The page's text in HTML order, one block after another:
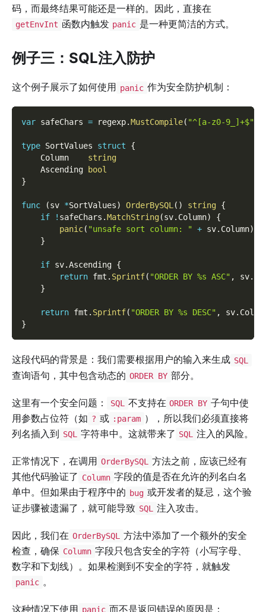
码，而最终结果可能还是一样的。因此，直接在
getEnvInt 函数内触发 panic 是一种更简洁的方式。
例子三：SQL注入防护
这个例子展示了如何使用 panic 作为安全防护机制：
var safeChars = regexp.MustCompile( "^[a-z0-9_]+$"
type SortValues struct
{
    Column
string
    Ascending
bool
}
func (sv *SortValues) OrderBySQL( ) string {
if
! safeChars .MatchString(sv. Column)
{
panic( "unsafe sort column: " + sv. Column)
}
if sv.Ascending {
return fmt . Sprintf( "ORDER BY %s ASC" , sv.
}
return fmt . Sprintf( "ORDER BY %s DESC" , sv.
}
这段代码的背景是：我们需要根据用户的输入来生成 SQL
查询语句，其中包含动态的 ORDER BY 部分。
这里有一个安全问题： SQL 不支持在 ORDER BY 子句中使
用参数占位符（如 ? 或 :param ），所以我们必须直接将
列名插入到 SQL 字符串中。这就带来了 SQL 注入的风险。
正常情况下，在调用 OrderBySQL 方法之前，应该已经有
其他代码验证了 Column 字段的值是否在允许的列名白名
单中。但如果由于程序中的 bug 或开发者的疑忌，这个验
证步骤被遗漏了，就可能导致 SQL 注入攻击。
因此，我们在 OrderBySQL
方法中添加了一个额外的安全
检查，确保 Column 字段只包含安全的字符（小写字母、
数字和下划线）。如果检测到不安全的字符，就触发
panic 。
这种情况下使用 panic 而不是返回错误的原因是：